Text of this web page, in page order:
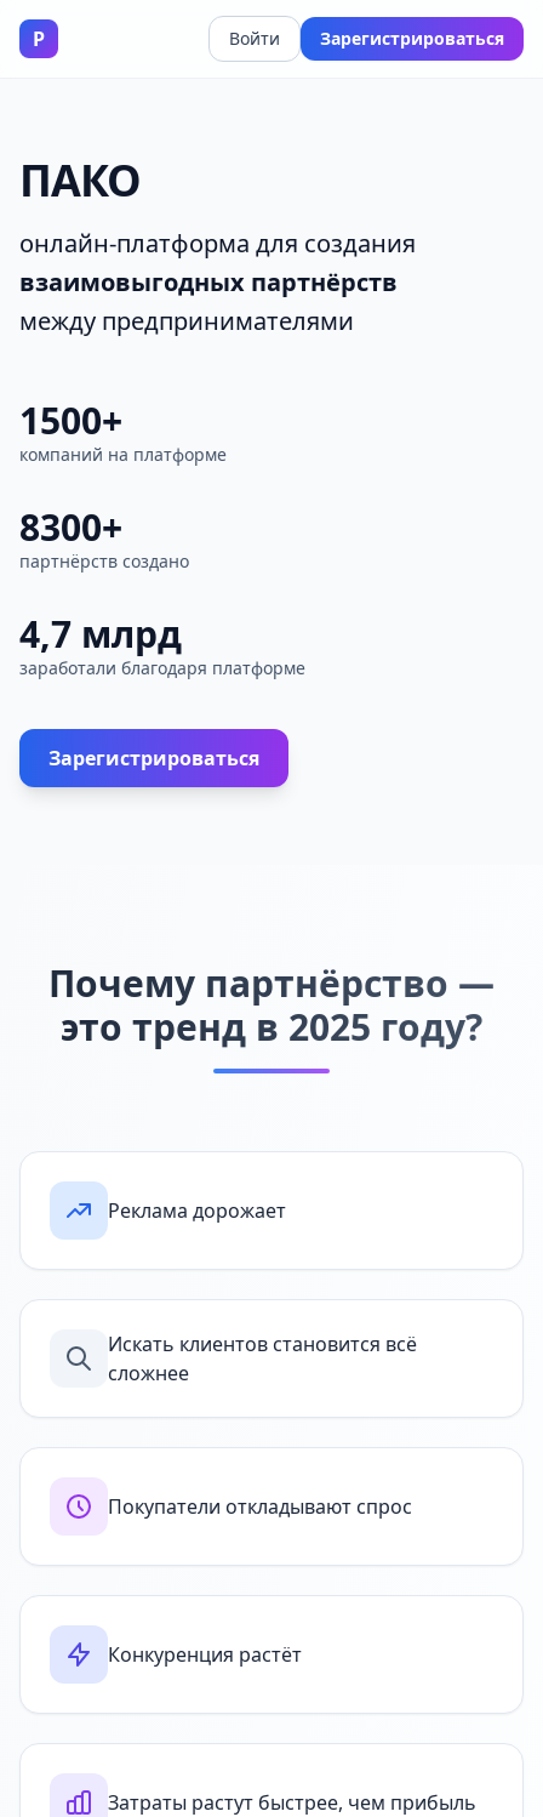
P Войти Зарегистрироваться
ПАКО
онлайн‑платформа для создания
взаимовыгодных партнёрств
между предпринимателями
1500+
компаний на платформе
8300+
партнёрств создано
4,7 млрд
заработали благодаря платформе
Зарегистрироваться
Почему партнёрство —
это тренд в 2025 году?
Реклама дорожает
Искать клиентов становится всё
сложнее
Покупатели откладывают спрос
Конкуренция растёт
Затраты растут быстрее, чем прибыль